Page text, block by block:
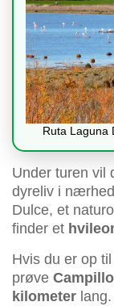
Ruta Laguna
Under turen vil
dyreliv i
Dulce, et
finder et
Hvis du er op
prøve
kilometer